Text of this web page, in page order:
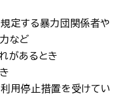
定する暴力団関係者や
など
があるとき
用停止措置を受けてい